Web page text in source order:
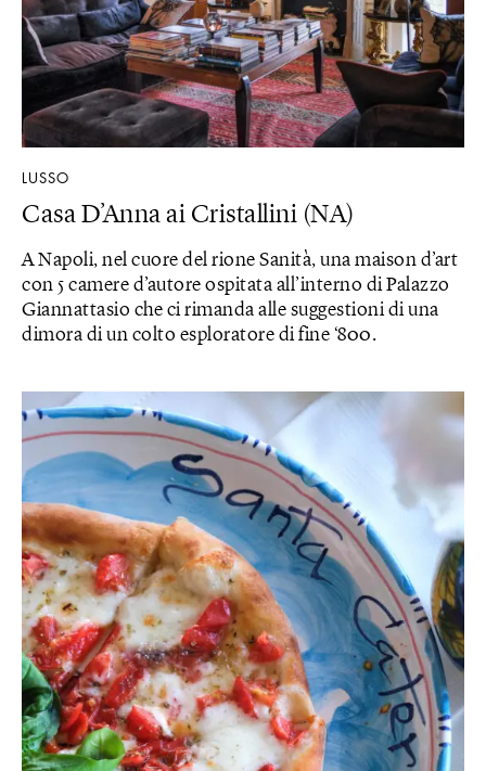
LUSSO
Casa D’Anna ai Cristallini (NA)
A Napoli, nel cuore del rione Sanità, una maison d’art
con 5 camere d’autore ospitata all’interno di Palazzo
Giannattasio che ci rimanda alle suggestioni di una
dimora di un colto esploratore di fine ‘800.